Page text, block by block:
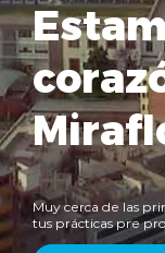
Muy cerca de las
tus prácticas pre